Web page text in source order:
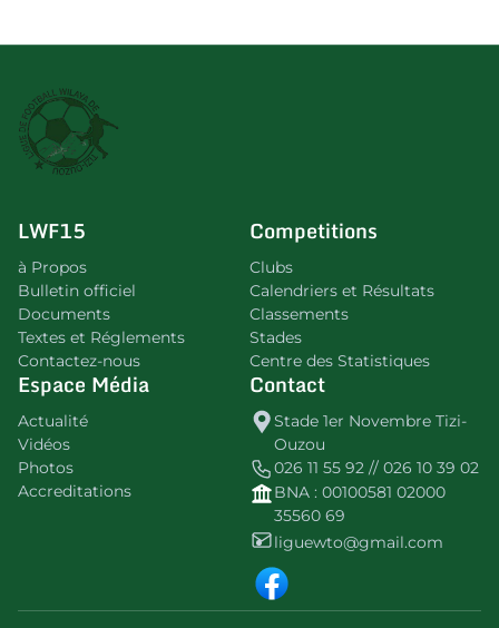
LWF15
à Propos
Bulletin officiel
Documents
Textes et Réglements
Contactez-nous
Competitions
Clubs
Calendriers et Résultats
Classements
Stades
Centre des Statistiques
Espace Média
Actualité
Vidéos
Photos
Accreditations
Contact
Stade 1er Novembre Tizi-
Ouzou
026 11 55 92 // 026 10 39 02
BNA : 00100581 02000
35560 69
liguewto@gmail.com